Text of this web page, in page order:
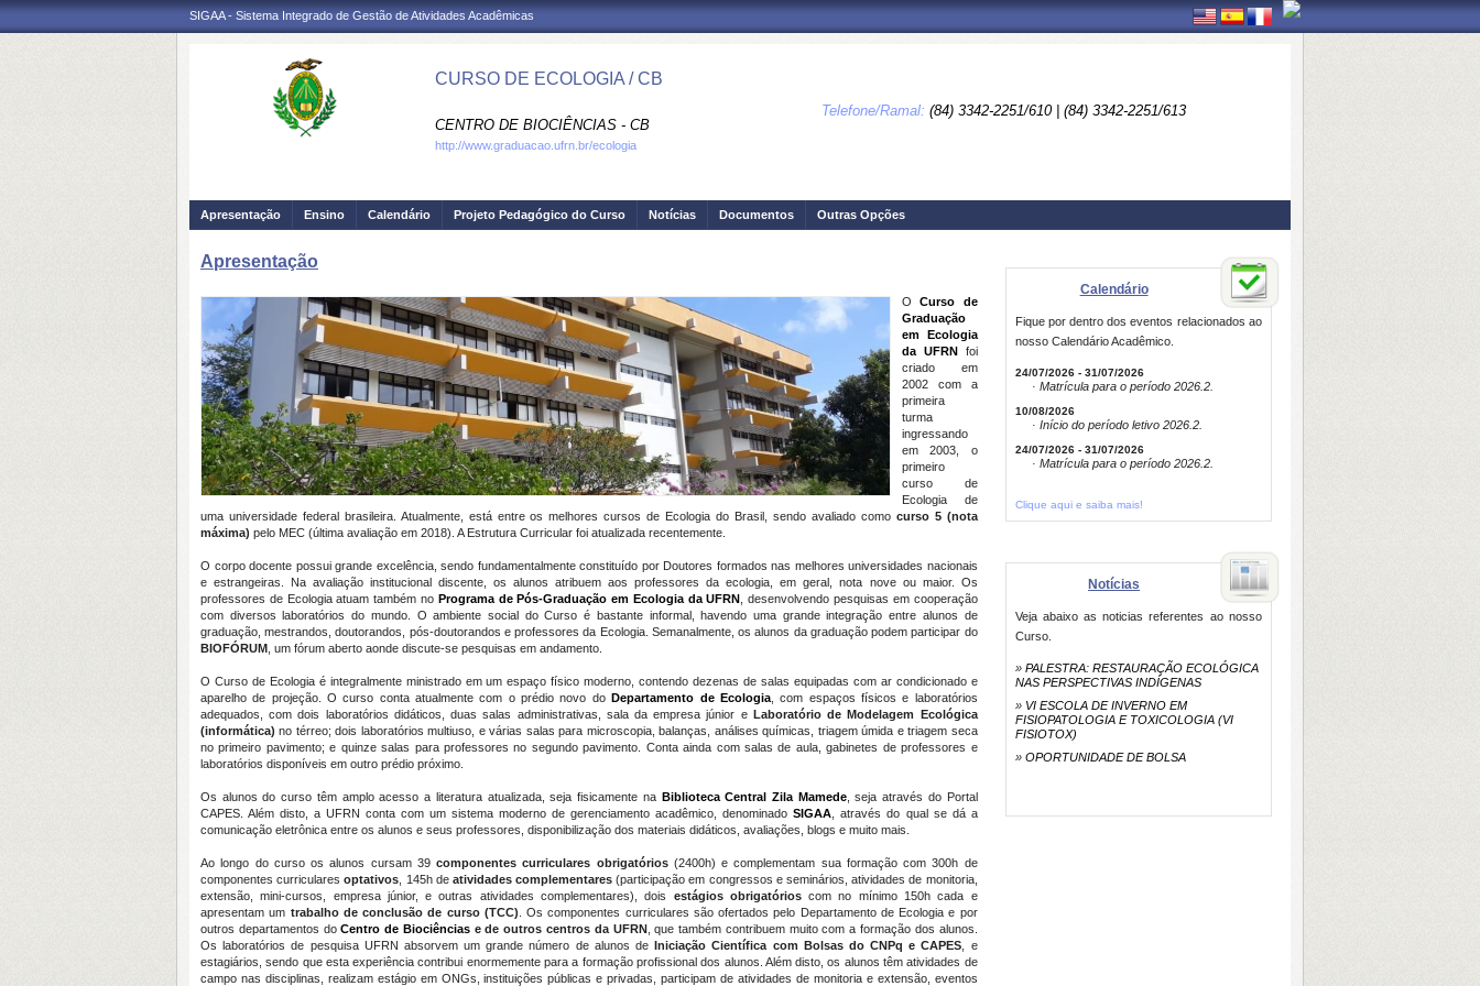
SIGAA - Sistema Integrado de Gestão de Atividades Acadêmicas
CURSO DE ECOLOGIA / CB
CENTRO DE BIOCIÊNCIAS - CB
Telefone/Ramal: (84) 3342-2251/610 | (84) 3342-2251/613
http://www.graduacao.ufrn.br/ecologia
Apresentação Ensino Calendário Projeto Pedagógico do Curso Notícias Documentos Outras Opções
Apresentação
OCurso de
Graduação
em Ecologia
da UFRNfoi
criado em
2002 com a
primeira
turma
ingressando
em 2003, o
primeiro
curso de
Ecologia de
uma universidade federal brasileira. Atualmente, está entre os melhores cursos de Ecologia do Brasil, sendo avaliado como curso 5 (nota
máxima) pelo MEC (última avaliação em 2018). A Estrutura Curricular foi atualizada recentemente.
O corpo docente possui grande excelência, sendo fundamentalmente constituído por Doutores formados nas melhores universidades nacionais
e estrangeiras. Na avaliação institucional discente, os alunos atribuem aos professores da ecologia, em geral, nota nove ou maior. Os
professores de Ecologia atuam também no Programa de Pós-Graduação em Ecologia da UFRN , desenvolvendo pesquisas em cooperação
com diversos laboratórios do mundo. O ambiente social do Curso é bastante informal, havendo uma grande integração entre alunos de
graduação, mestrandos, doutorandos, pós-doutorandos e professores da Ecologia. Semanalmente, os alunos da graduação podem participar do
BIOFÓRUM , um fórum aberto aonde discute-se pesquisas em andamento.
O Curso de Ecologia é integralmente ministrado em um espaço físico moderno, contendo dezenas de salas equipadas com ar condicionado e
aparelho de projeção. O curso conta atualmente com o prédio novo doDepartamento de Ecologia, com espaços físicos e laboratórios
adequados, com dois laboratórios didáticos, duas salas administrativas, sala da empresa júnior e Laboratório de Modelagem Ecológica
(informática)no térreo; dois laboratórios multiuso, e várias salas para microscopia, balanças, análises químicas, triagem úmida e triagem seca
no primeiro pavimento; e quinze salas para professores no segundo pavimento. Conta ainda com salas de aula, gabinetes de professores e
laboratórios disponíveis em outro prédio próximo.
Os alunos do curso têm amplo acesso a literatura atualizada, seja fisicamente na Biblioteca Central Zila Mamede, seja através do Portal
CAPES. Além disto, a UFRN conta com um sistema moderno de gerenciamento acadêmico, denominadoSIGAA , através do qual se dá a
comunicação eletrônica entre os alunos e seus professores, disponibilização dos materiais didáticos, avaliações, blogs e muito mais.
Ao longo do curso os alunos cursam 39componentes curriculares obrigatórios(2400h) e complementam sua formação com 300h de
componentes curricularesoptativos , 145h de atividades complementares (participação em congressos e seminários, atividades de monitoria,
extensão, mini-cursos, empresa júnior, e outras atividades complementares), dois estágios obrigatórioscom no mínimo 150h cada e
apresentam um trabalho de conclusão de curso (TCC) . Os componentes curriculares são ofertados pelo Departamento de Ecologia e por
outros departamentos doCentro de Biociênciase de outros centros da UFRN, que também contribuem muito com a formação dos alunos.
Os laboratórios de pesquisa UFRN absorvem um grande número de alunos deIniciação Científica com Bolsas do CNPq e CAPES , e
estagiários, sendo que esta experiência contribui enormemente para a formação profissional dos alunos. Além disto, os alunos têm atividades de
campo nas disciplinas, realizam estágio em ONGs, instituições públicas e privadas, participam de atividades de monitoria e extensão, eventos
Calendário
Fique por dentro dos eventos relacionados ao
nosso Calendário Acadêmico.
24/07/2026 - 31/07/2026
· Matrícula para o período 2026.2.
10/08/2026
· Início do período letivo 2026.2.
24/07/2026 - 31/07/2026
· Matrícula para o período 2026.2.
Clique aqui e saiba mais!
Notícias
Veja abaixo as noticias referentes ao nosso
Curso.
» PALESTRA: RESTAURAÇÃO ECOLÓGICA
NAS PERSPECTIVAS INDÍGENAS
» VI ESCOLA DE INVERNO EM
FISIOPATOLOGIA E TOXICOLOGIA (VI
FISIOTOX)
» OPORTUNIDADE DE BOLSA